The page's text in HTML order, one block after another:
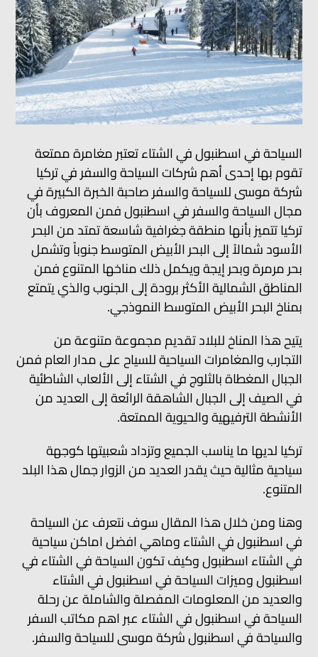
السياحة في اسطنبول في الشتاء تعتبر مغامرة ممتعة
تقوم بها إحدى أهم شركات السياحة والسفر في تركيا
شركة موسى للسياحة والسفر صاحبة الخبرة الكبيرة في
مجال السياحة والسفر في اسطنبول فمن المعروف بأن
تركيا تتميز بأنها منطقة جغرافية شاسعة تمتد من البحر
الأسود شمالاً إلى البحر الأبيض المتوسط جنوباً وتشمل
بحر مرمرة وبحر إيجة ويكمل ذلك مناخها المتنوع فمن
المناطق الشمالية الأكثر برودة إلى الجنوب والذي يتمتع
بمناخ البحر الأبيض المتوسط النموذجي.
يتيح هذا المناخ للبلاد تقديم مجموعة متنوعة من
التجارب والمغامرات السياحية للسياح على مدار العام فمن
الجبال المغطاة بالثلوج في الشتاء إلى الألعاب الشاطئية
في الصيف إلى الجبال الشاهقة الرائعة إلى العديد من
الأنشطة الترفيهية والحيوية الممتعة.
تركيا لديها ما يناسب الجميع وتزداد شعبيتها كوجهة
سياحية مثالية حيث يقدر العديد من الزوار جمال هذا البلد
المتنوع.
وهنا ومن خلال هذا المقال سوف نتعرف عن السياحة
في اسطنبول في الشتاء وماهي افضل اماكن سياحية
في الشتاء اسطنبول وكيف تكون السياحة في الشتاء في
اسطنبول وميزات السياحة في اسطنبول في الشتاء
والعديد من المعلومات المفصلة والشاملة عن رحلة
السياحة في اسطنبول في الشتاء عبر اهم مكاتب السفر
والسياحة في اسطنبول شركة موسى للسياحة والسفر.